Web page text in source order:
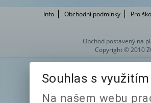
Info Obchodní podmínky Pro
Obchod postavený na
Copyright © 2010
Souhlas s
Na našem webu